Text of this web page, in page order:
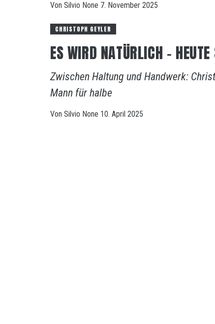
Von Silvio None 7. November 2025
CHRISTOPH GEYLER
ES WIRD NATÜRLICH –
Zwischen Haltung und Handwerk:
Mann für halbe
Von Silvio None 10. April 2025